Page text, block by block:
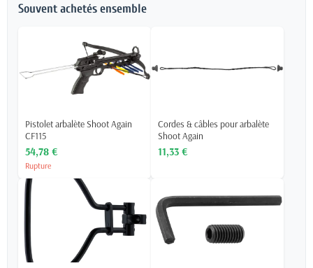
Souvent achetés ensemble
Pistolet arbalète Shoot Again
CF115
54,78 €
Rupture
Cordes & câbles pour arbalète
Shoot Again
11,33 €